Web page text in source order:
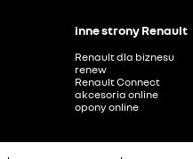
inne strony Renault
Renault dla biznesu
renew
Renault Connect
akcesoria online
opony online